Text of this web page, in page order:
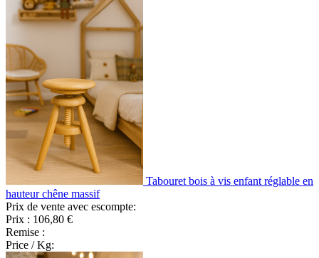
Tabouret bois à vis enfant réglable en
hauteur chêne massif
Prix de vente avec escompte:
Prix : 106,80 €
Remise :
Price / Kg: